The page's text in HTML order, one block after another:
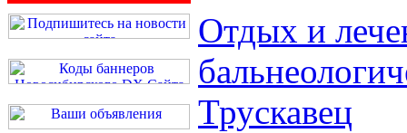
Отдых и
Трускавец